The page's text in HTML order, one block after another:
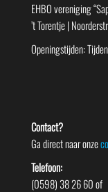
EHBO vereniging
’t Torentje |
Openingstijden:
Contact?
Ga direct naar onze
Telefoon:
(0598) 38 26 60 of